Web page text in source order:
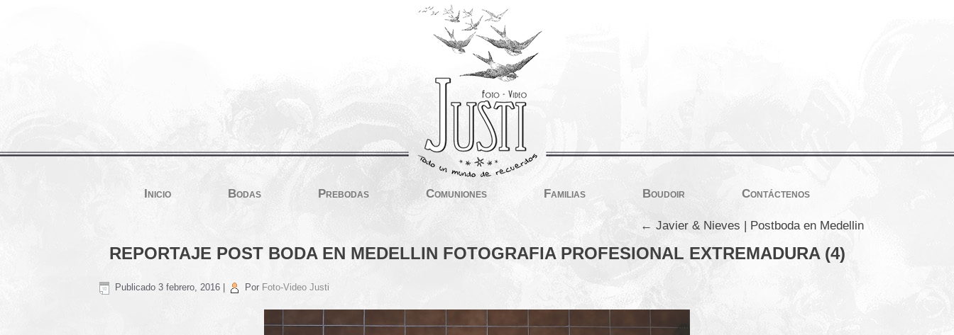
Inicio Bodas Prebodas Comuniones Familias Boudoir Contáctenos
← Javier & Nieves | Postboda en Medellin
REPORTAJE POST BODA EN MEDELLIN FOTOGRAFIA PROFESIONAL EXTREMADURA (4)
Publicado 3 febrero, 2016 Por Foto-Video Justi